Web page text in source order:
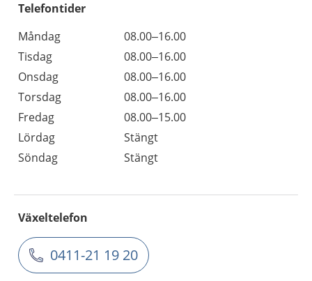
Telefontider
Måndag
08.00–16.00
Tisdag
08.00–16.00
Onsdag
08.00–16.00
Torsdag
08.00–16.00
Fredag
08.00–15.00
Lördag
Stängt
Söndag
Stängt
Växeltelefon
0411-21 19 20